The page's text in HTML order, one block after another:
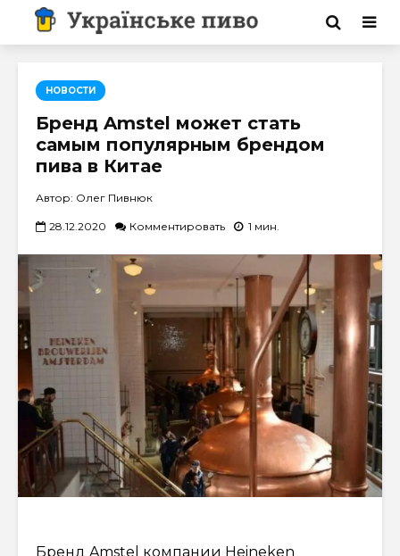
НОВОСТИ
Бренд Amstel может стать
самым популярным брендом
пива в Китае
Автор: Олег Пивнюк
28.12.2020 Комментировать 1 мин.
Бренд Amstel компании Heineken